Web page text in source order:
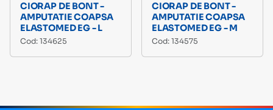
CIORAP DE BONT -
AMPUTATIE COAPSA
ELASTOMED EG - L
Cod: 134625
CIORAP DE BONT -
AMPUTATIE COAPSA
ELASTOMED EG - M
Cod: 134575